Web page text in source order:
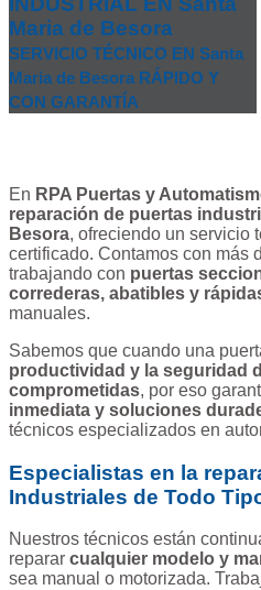
Maria de Besora
SERVICIO TÉCNICO EN Santa
Maria de Besora RÁPIDO Y
CON GARANTÍA
En RPA Puertas y
reparación de puertas
Besora, ofreciendo un servicio
certificado. Contamos con más
trabajando con puertas
correderas, abatibles y
manuales.
Sabemos que cuando una
productividad y la seguridad
comprometidas, por eso
inmediata y soluciones
técnicos especializados en
Especialistas en la
Industriales de Todo
Nuestros técnicos están
reparar cualquier modelo y
sea manual o motorizada.